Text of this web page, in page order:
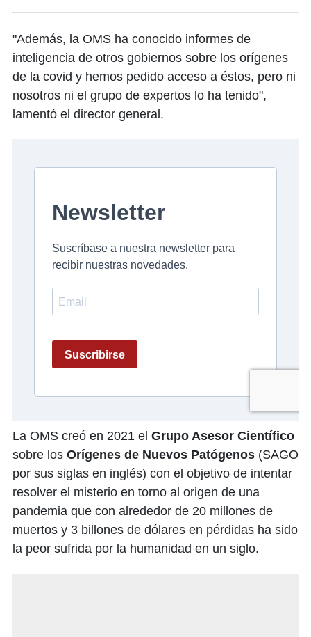
"Además, la OMS ha conocido informes de
inteligencia de otros gobiernos sobre los orígenes
de la covid y hemos pedido acceso a éstos, pero ni
nosotros ni el grupo de expertos lo ha tenido",
lamentó el director general.
La OMS creó en 2021 el Grupo Asesor Científico
sobre los Orígenes de Nuevos Patógenos (SAGO
por sus siglas en inglés) con el objetivo de intentar
resolver el misterio en torno al origen de una
pandemia que con alrededor de 20 millones de
muertos y 3 billones de dólares en pérdidas ha sido
la peor sufrida por la humanidad en un siglo.